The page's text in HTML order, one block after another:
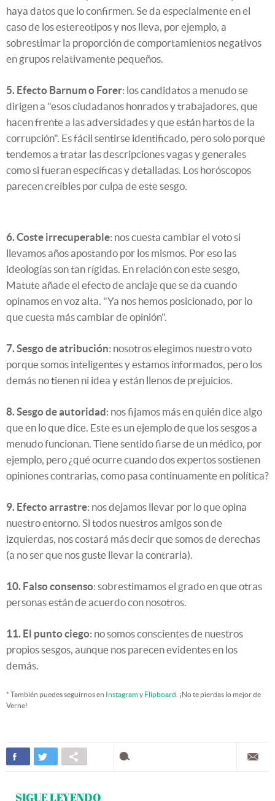
haya datos que lo confirmen. Se da especialmente en el
caso de los estereotipos y nos lleva, por ejemplo, a
sobrestimar la proporción de comportamientos negativos
en grupos relativamente pequeños.
5. Efecto Barnum o Forer: los candidatos a menudo se
dirigen a "esos ciudadanos honrados y trabajadores, que
hacen frente a las adversidades y que están hartos de la
corrupción". Es fácil sentirse identificado, pero solo porque
tendemos a tratar las descripciones vagas y generales
como si fueran específicas y detalladas. Los horóscopos
parecen creíbles por culpa de este sesgo.
6. Coste irrecuperable: nos cuesta cambiar el voto si
llevamos años apostando por los mismos. Por eso las
ideologías son tan rígidas. En relación con este sesgo,
Matute añade el efecto de anclaje que se da cuando
opinamos en voz alta. "Ya nos hemos posicionado, por lo
que cuesta más cambiar de opinión".
7. Sesgo de atribución: nosotros elegimos nuestro voto
porque somos inteligentes y estamos informados, pero los
demás no tienen ni idea y están llenos de prejuicios.
8. Sesgo de autoridad: nos fijamos más en quién dice algo
que en lo que dice. Este es un ejemplo de que los sesgos a
menudo funcionan. Tiene sentido fiarse de un médico, por
ejemplo, pero ¿qué ocurre cuando dos expertos sostienen
opiniones contrarias, como pasa continuamente en política?
9. Efecto arrastre: nos dejamos llevar por lo que opina
nuestro entorno. Si todos nuestros amigos son de
izquierdas, nos costará más decir que somos de derechas
(a no ser que nos guste llevar la contraria).
10. Falso consenso: sobrestimamos el grado en que otras
personas están de acuerdo con nosotros.
11. El punto ciego: no somos conscientes de nuestros
propios sesgos, aunque nos parecen evidentes en los
demás.
* También puedes seguirnos en Instagramy Flipboard . ¡No te pierdas lo mejor de
Verne!
SIGUE LEYENDO